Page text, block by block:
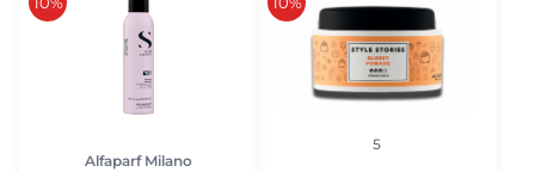
Alfaparf Milano
рейтинг
5